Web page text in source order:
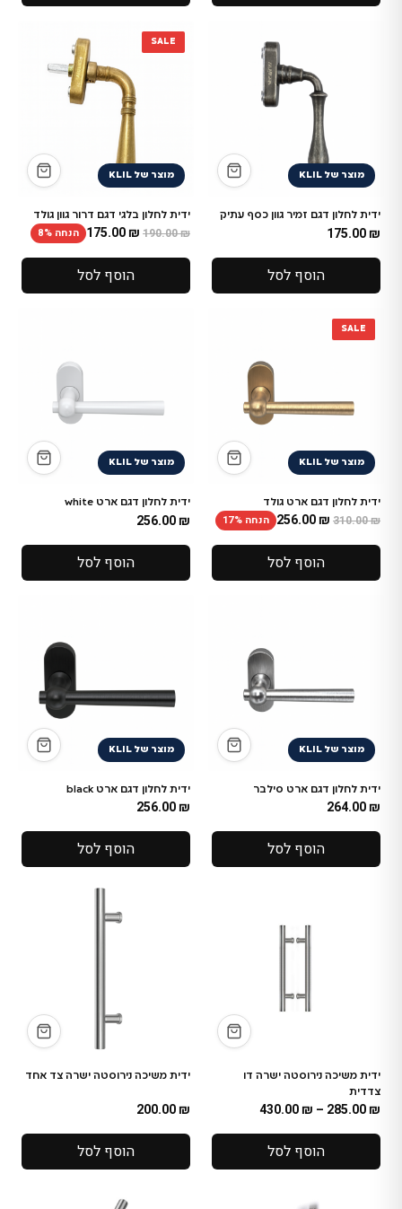
מוצר של KLIL
ידית לחלון דגם זמיר גוון כסף עתיק
175.00₪
הוסף לסל
SALE
מוצר של KLIL
ידית לחלון בלגי דגם דרור גוון גולד
190.00₪
175.00₪ הנחה 8%
הוסף לסל
SALE
מוצר של KLIL
ידית לחלון דגם ארט גולד
310.00₪
256.00₪ הנחה 17%
הוסף לסל
מוצר של KLIL
ידית לחלון דגם ארט white
256.00₪
הוסף לסל
מוצר של KLIL
ידית לחלון דגם ארט סילבר
264.00₪
הוסף לסל
מוצר של KLIL
ידית לחלון דגם ארט black
256.00₪
הוסף לסל
ידית משיכה נירוסטה ישרה דו
צדדית
285.00₪
–
430.00₪
הוסף לסל
ידית משיכה נירוסטה ישרה צד אחד
200.00₪
הוסף לסל